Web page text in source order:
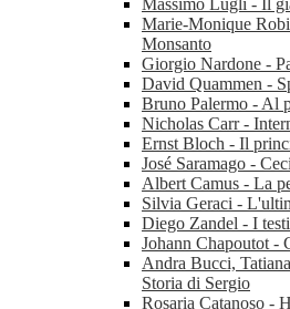
Massimo Lugli - Il
Marie-Monique
Monsanto
Giorgio Nardone -
David Quammen -
Bruno Palermo - Al
Nicholas Carr -
Ernst Bloch - Il
José Saramago -
Albert Camus - La
Silvia Geraci -
Diego Zandel - I
Johann Chapoutot -
Andra Bucci,
Storia di Sergio
Rosaria Catanoso -